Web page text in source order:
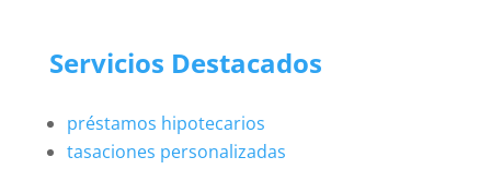
Servicios Destacados
préstamos hipotecarios
tasaciones personalizadas